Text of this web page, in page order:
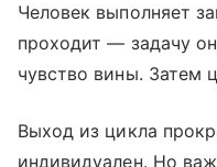
Человек выполняет
проходит — задачу
чувство вины. Затем
Выход из цикла
индивидуален. Но